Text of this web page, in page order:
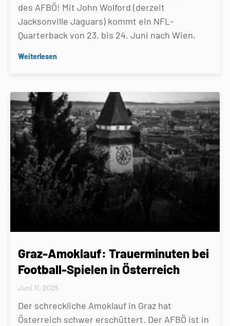
des AFBÖ! Mit John Wolford (derzeit
Jacksonville Jaguars) kommt ein NFL-
Quarterback von 23. bis 24. Juni nach Wien,
Weiterlesen
Graz-Amoklauf: Trauerminuten bei
Football-Spielen in Österreich
Juni 11, 2025
Der schreckliche Amoklauf in Graz hat
Österreich schwer erschüttert. Der AFBÖ ist in